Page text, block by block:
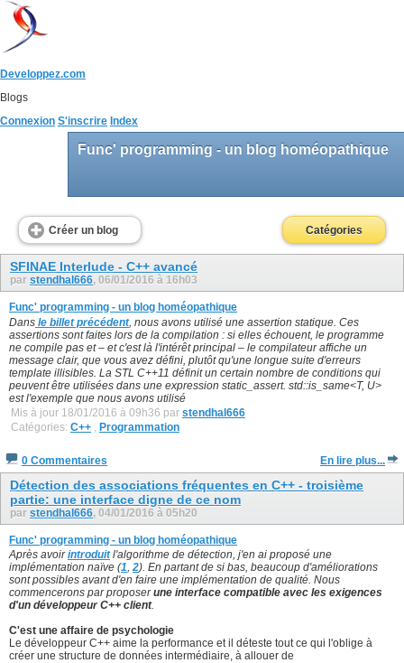
Developpez.com
Blogs
Connexion S'inscrire Index
Func' programming - un blog homéopathique
Créer un blog Catégories
SFINAE Interlude - C++ avancé
par stendhal666, 06/01/2016 à 16h03
Func' programming - un blog homéopathique
Dans le billet précédent, nous avons utilisé une assertion statique. Ces
assertions sont faites lors de la compilation : si elles échouent, le programme
ne compile pas et – et c'est là l'intérêt principal – le compilateur affiche un
message clair, que vous avez défini, plutôt qu'une longue suite d'erreurs
template illisibles. La STL C++11 définit un certain nombre de conditions qui
peuvent être utilisées dans une expression static_assert. std::is_same<T, U>
est l'exemple que nous avons utilisé
Mis à jour 18/01/2016 à 09h36 par stendhal666
Catégories: C++ , Programmation
0 Commentaires En lire plus...
Détection des associations fréquentes en C++ - troisième
partie: une interface digne de ce nom
par stendhal666, 04/01/2016 à 05h20
Func' programming - un blog homéopathique
Après avoirintroduitl'algorithme de détection, j'en ai proposé une
implémentation naïve (1, 2). En partant de si bas, beaucoup d'améliorations
sont possibles avant d'en faire une implémentation de qualité. Nous
commencerons par proposerune interface compatible avec les exigences
d'un développeur C++ client.
C'est une affaire de psychologie
Le développeur C++ aime la performance et il déteste tout ce qui l'oblige à
créer une structure de données intermédiaire, à allouer de